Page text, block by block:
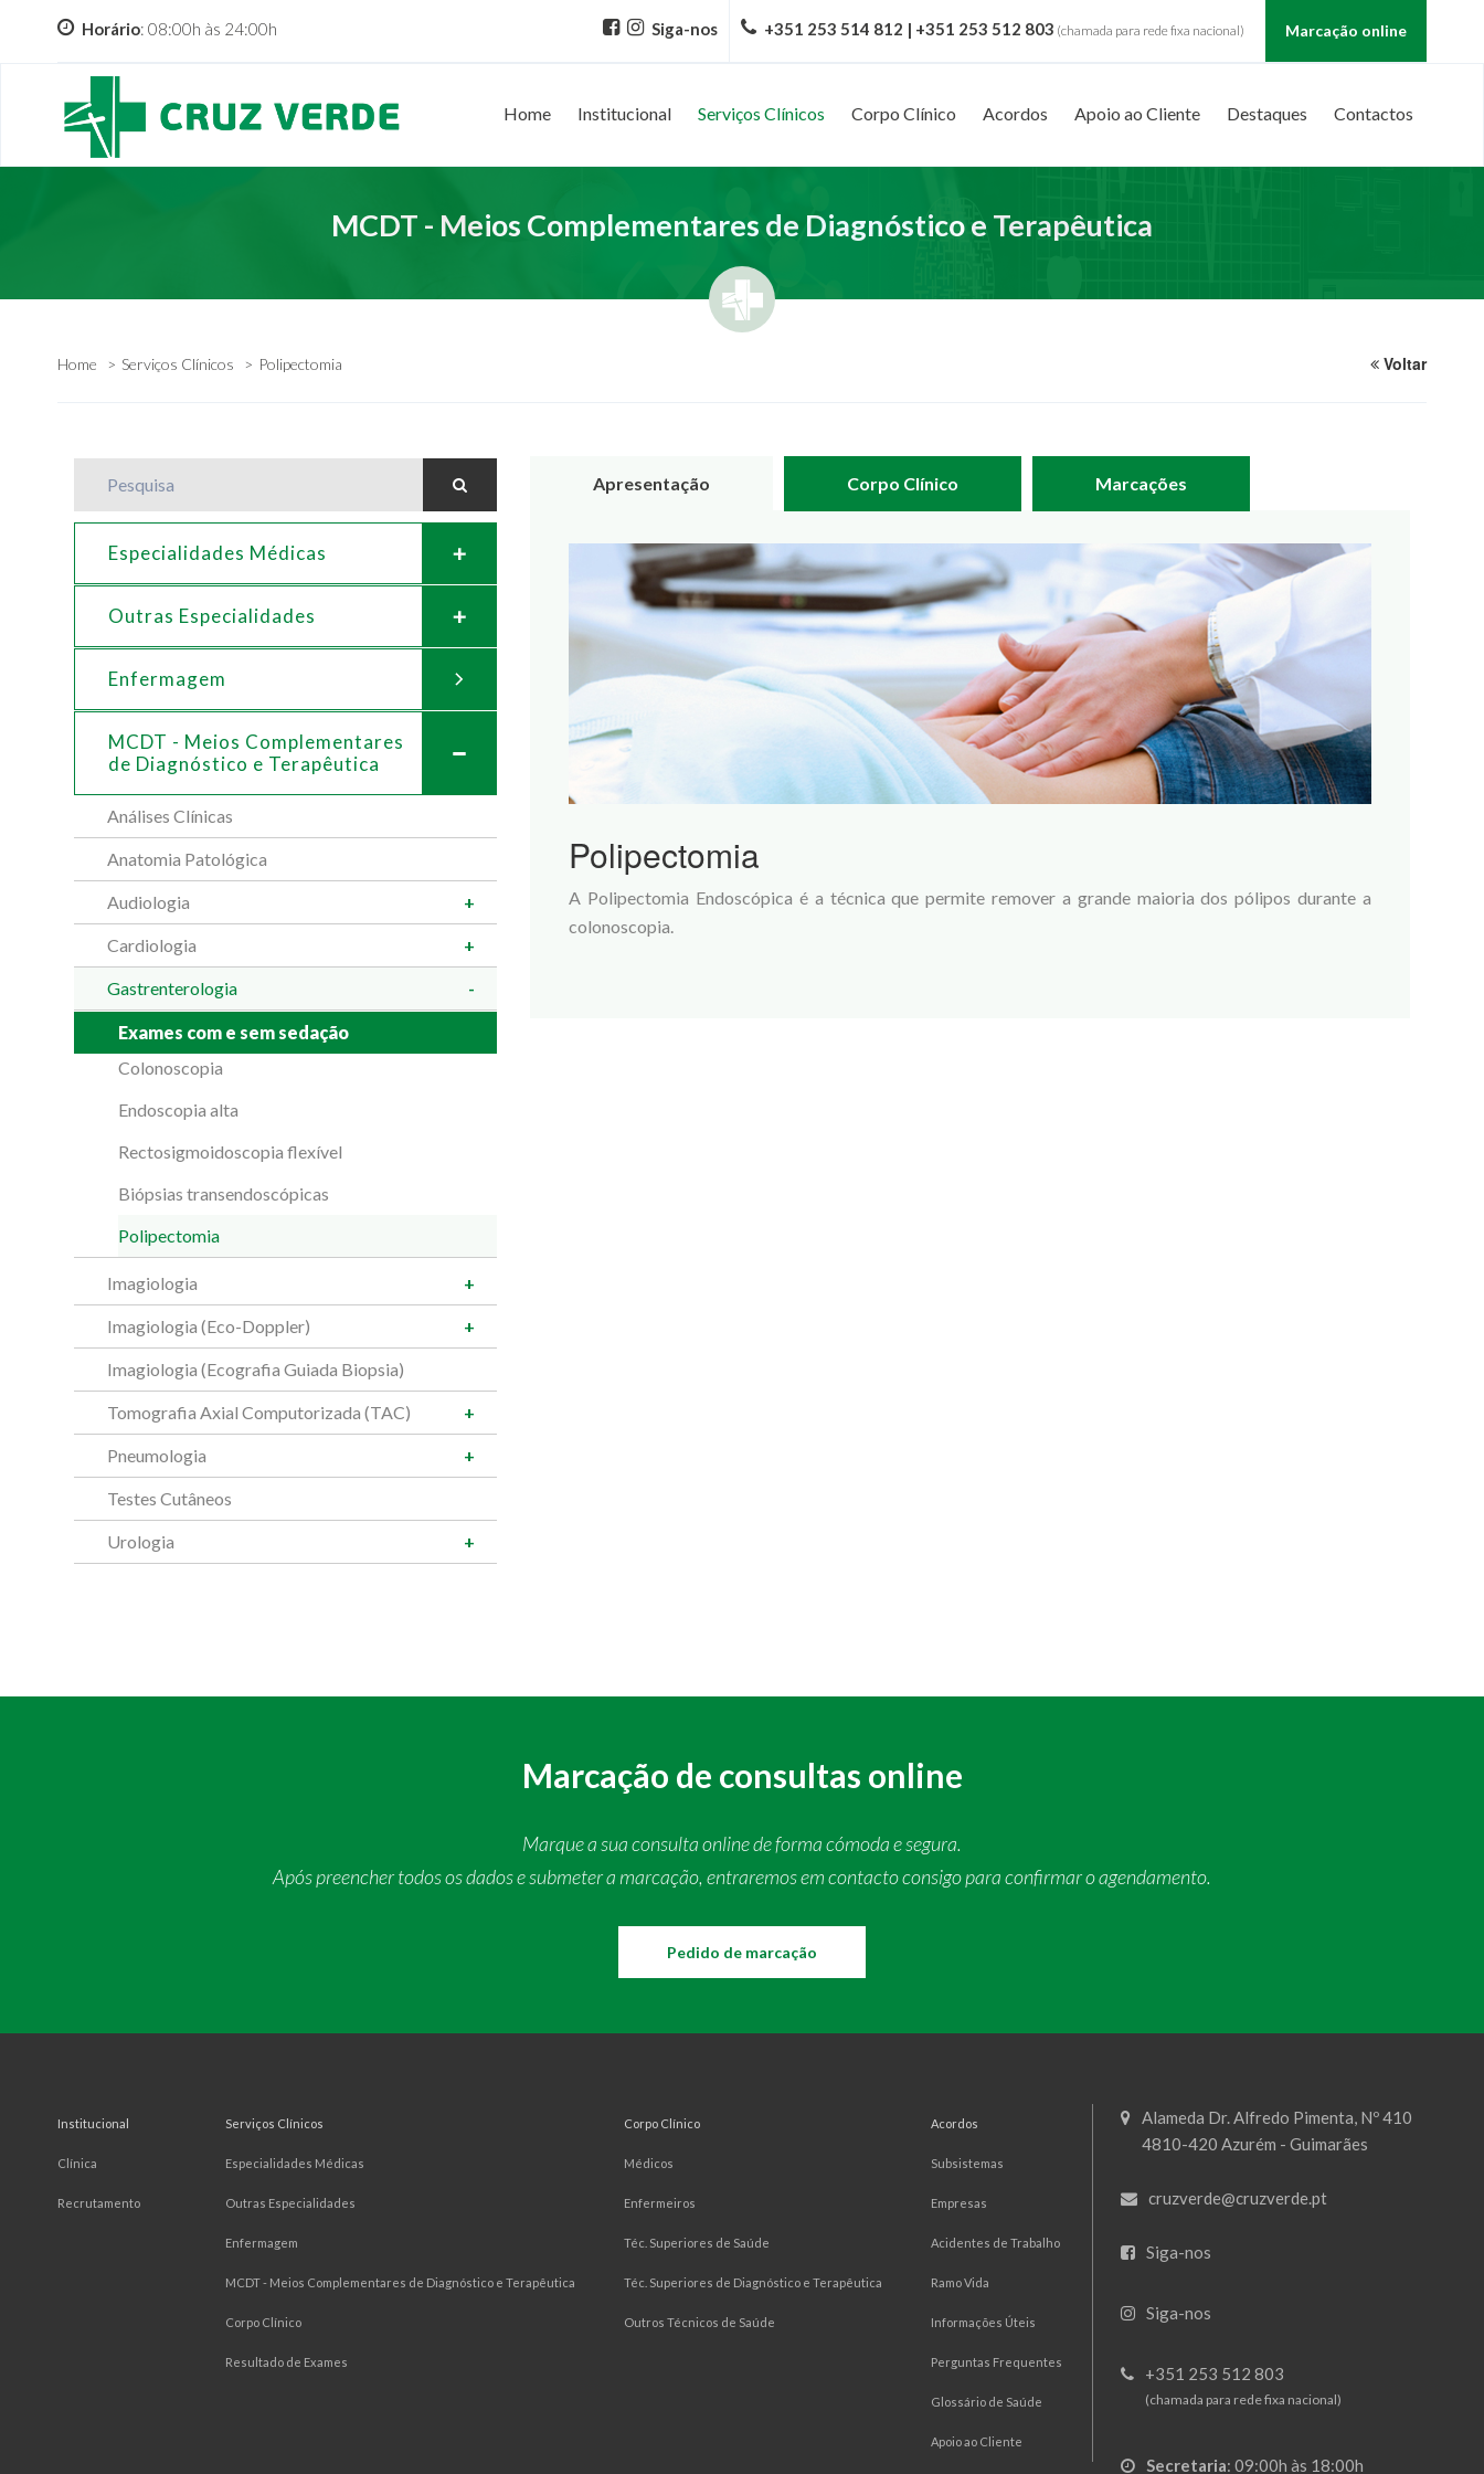
Horário: 08:00h às 24:00h Siga-nos +351 253 514 812 | +351 253 512 803 (chamada para rede fixa nacional) Marcação online
Home Institucional Serviços Clínicos Corpo Clínico Acordos Apoio ao Cliente Destaques Contactos
MCDT - Meios Complementares de Diagnóstico e Terapêutica
Home Serviços Clínicos Polipectomia Voltar
Especialidades Médicas
Outras Especialidades
Enfermagem
MCDT - Meios Complementares
de Diagnóstico e Terapêutica
Análises Clínicas
Anatomia Patológica
Audiologia
Cardiologia
Gastrenterologia
Exames com e sem sedação
Colonoscopia
Endoscopia alta
Rectosigmoidoscopia flexível
Biópsias transendoscópicas
Polipectomia
Imagiologia
Imagiologia (Eco-Doppler)
Imagiologia (Ecografia Guiada Biopsia)
Tomografia Axial Computorizada (TAC)
Pneumologia
Testes Cutâneos
Urologia
Apresentação Corpo Clínico Marcações
Polipectomia
A Polipectomia Endoscópica é a técnica que permite remover a grande maioria dos pólipos durante a
colonoscopia.
Marcação de consultas online
Marque a sua consulta online de forma cómoda e segura.
Após preencher todos os dados e submeter a marcação, entraremos em contacto consigo para confirmar o agendamento.
Pedido de marcação
Institucional
Clínica
Recrutamento
Serviços Clínicos
Especialidades Médicas
Outras Especialidades
Enfermagem
MCDT - Meios Complementares de Diagnóstico e Terapêutica
Corpo Clínico
Resultado de Exames
Corpo Clínico
Médicos
Enfermeiros
Téc. Superiores de Saúde
Téc. Superiores de Diagnóstico e Terapêutica
Outros Técnicos de Saúde
Acordos
Subsistemas
Empresas
Acidentes de Trabalho
Ramo Vida
Informações Úteis
Perguntas Frequentes
Glossário de Saúde
Apoio ao Cliente
Alameda Dr. Alfredo Pimenta, Nº 410
4810-420 Azurém - Guimarães
cruzverde@cruzverde.pt
Siga-nos
Siga-nos
+351 253 512 803
(chamada para rede fixa nacional)
Secretaria: 09:00h às 18:00h